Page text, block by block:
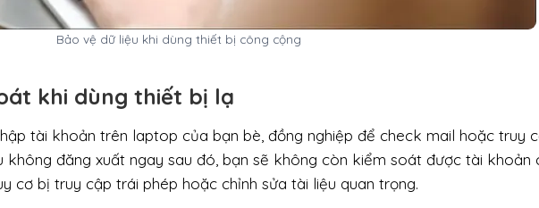
Bảo vệ dữ liệu khi dùng thiết bị công cộng
khi dùng thiết bị lạ
tài khoản trên laptop của bạn bè, đồng nghiệp để check mail hoặc truy
không đăng xuất ngay sau đó, bạn sẽ không còn kiểm soát được tài khoản
cơ bị truy cập trái phép hoặc chỉnh sửa tài liệu quan trọng.